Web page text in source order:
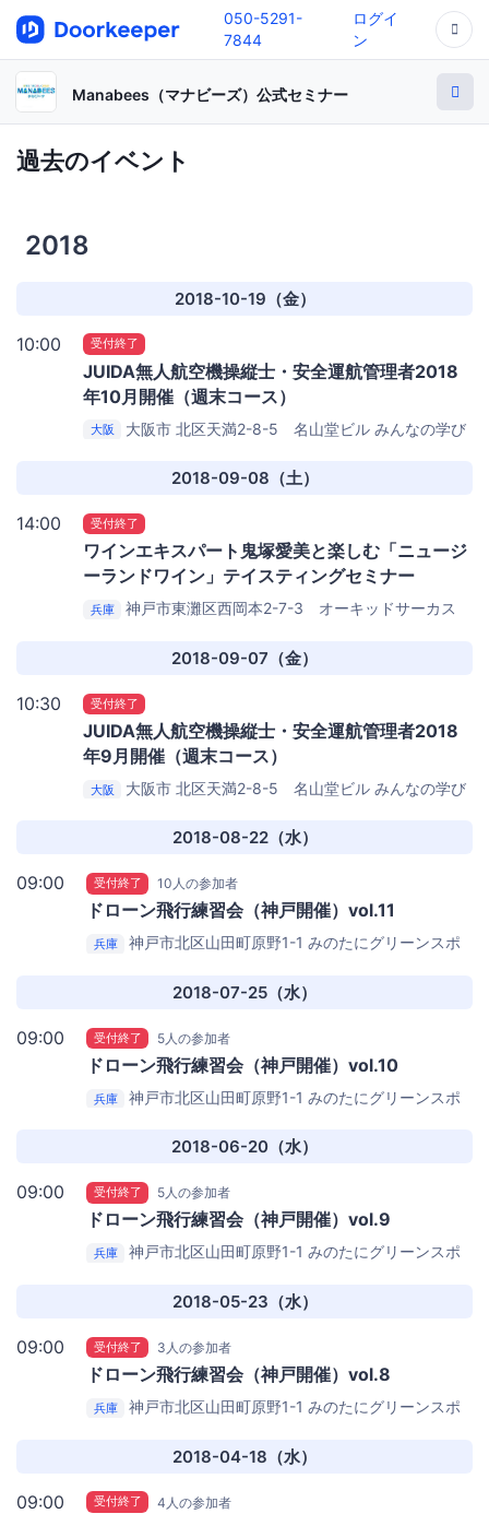
050-5291-
7844
ログイ
ン
Manabees（マナビーズ）公式セミナー
過去のイベント
2018
2018-10-19（金）
10:00 受付終了
JUIDA無人航空機操縦士・安全運航管理者2018
年10月開催（週末コース）
大阪 大阪市 北区天満2-8-5 名山堂ビル みんなの学び
2018-09-08（土）
14:00 受付終了
ワインエキスパート鬼塚愛美と楽しむ「ニュージ
ーランドワイン」テイスティングセミナー
兵庫
神戸市東灘区西岡本2-7-3 オーキッドサーカス
2018-09-07（金）
10:30 受付終了
JUIDA無人航空機操縦士・安全運航管理者2018
年9月開催（週末コース）
大阪 大阪市 北区天満2-8-5 名山堂ビル みんなの学び
2018-08-22（水）
09:00 受付終了 10人の参加者
ドローン飛行練習会（神戸開催）vol.11
兵庫 神戸市北区山田町原野1-1 みのたにグリーンスポ
2018-07-25（水）
09:00 受付終了 5人の参加者
ドローン飛行練習会（神戸開催）vol.10
兵庫 神戸市北区山田町原野1-1 みのたにグリーンスポ
2018-06-20（水）
09:00 受付終了 5人の参加者
ドローン飛行練習会（神戸開催）vol.9
兵庫 神戸市北区山田町原野1-1 みのたにグリーンスポ
2018-05-23（水）
09:00 受付終了 3人の参加者
ドローン飛行練習会（神戸開催）vol.8
兵庫 神戸市北区山田町原野1-1 みのたにグリーンスポ
2018-04-18（水）
09:00 受付終了 4人の参加者